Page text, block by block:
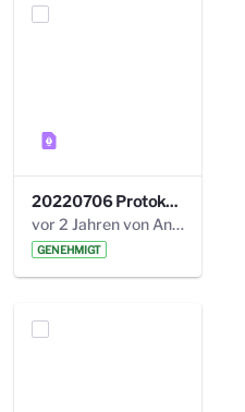
20220706 Protokoll 33. Steuerungskreis.pdf
vor 2 Jahren von Anni Schlumberger
GENEHMIGT